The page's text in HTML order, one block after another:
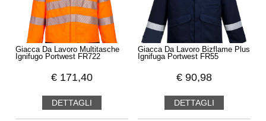
Giacca Da Lavoro Multitasche
Ignifugo Portwest FR722
€ 171,40
DETTAGLI
Giacca Da Lavoro Bizflame Plus
Ignifuga Portwest FR55
€ 90,98
DETTAGLI